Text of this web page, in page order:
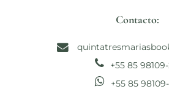
Contacto:
+55 85
+55 85